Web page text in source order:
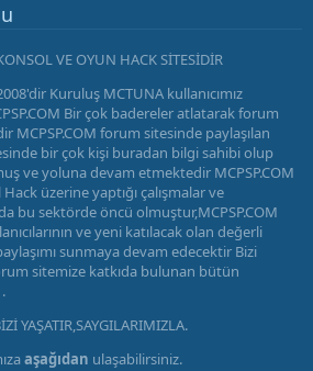
VE OYUN HACK SİTESİDİR
Kuruluş MCTUNA kullanıcımız
Bir çok badereler atlatarak forum
MCPSP.COM forum sitesinde paylaşılan
bir çok kişi buradan bilgi sahibi olup
ve yoluna devam etmektedir MCPSP.COM
üzerine yaptığı çalışmalar ve
bu sektörde öncü olmuştur,MCPSP.COM
ve yeni katılacak olan değerli
sunmaya devam edecektir Bizi
sitemize katkıda bulunan bütün
YAŞATIR,SAYGILARIMIZLA.
aşağıdan ulaşabilirsiniz.